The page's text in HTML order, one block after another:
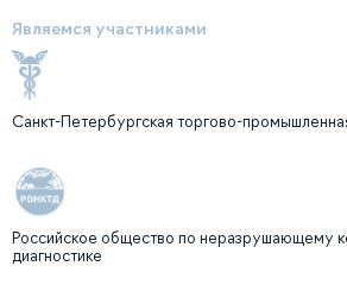
Являемся участниками
Санкт-Петербургская торгово-
Российское общество по неразрушающему
диагностике